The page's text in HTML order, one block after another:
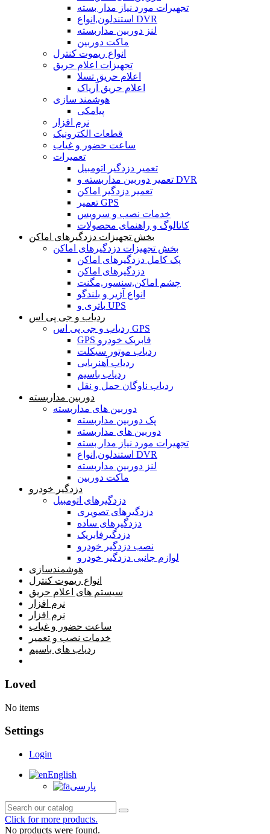
تجهیرات مورد نیاز مدار بسته
استندلون,انواع DVR
لنز دوربین مداربسته
ماکت دوربین
انواع ریموت کنترل
تجهیزات اعلام حریق
اعلام حریق تسلا
اعلام حریق آریاک
هوشمند سازی
پیامکی
نرم افزار
قطعات الکترونیک
ساعت حضور و غیاب
تعمیرات
تعمیر دزدگیر اتومبیل
تعمیر دوربین مداربسته و DVR
تعمیر دزدگیر اماکن
تعمیر GPS
خدمات نصب و سرویس
کاتالوگ و راهنمای محصولات
بخش تجهیزات دزدگیرهای اماکن
بخش تجهیزات دزدگیرهای اماکن
پک کامل دزدگیرهای اماکن
دزدگیرهای اماکن
چشم اماکن,سنسور,مگنت
انواع آژیر و بلندگو
باتری و UPS
ردیاب و جی پی اس
ردیاب و جی پی اس GPS
GPS فابریک خودرو
ردیاب موتور سیکلت
ردیاب آهنربایی
ردیاب باسیم
ردیاب ناوگان حمل و نقل
دوربین مداربسته
دوربین های مداربسته
پک دوربین مداربسته
دوربین های مداربسته
تجهیرات مورد نیاز مدار بسته
استندلون,انواع DVR
لنز دوربین مداربسته
ماکت دوربین
دزدگیر خودرو
دزدگیرهای اتومبیل
دزدگیرهای تصویری
دزدگیرهای ساده
دزدگیرفابریک
نصب دزدگیر خودرو
لوازم جانبی دزدگیر خودرو
هوشمندسازی
انواع ریموت کنترل
سیستم های اعلام حریق
نرم افزار
نرم افزار
ساعت حضور و غیاب
خدمات نصب و تعمیر
ردیاب های باسیم
Loved
No items
Settings
Login
English
پارسی
Click for more products.
No products were found.